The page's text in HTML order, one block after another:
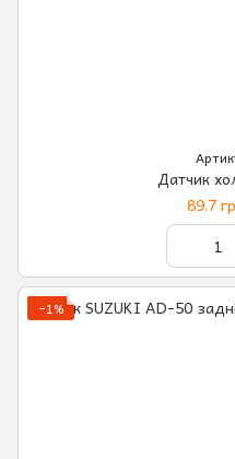
Датчик
89.7
−1%